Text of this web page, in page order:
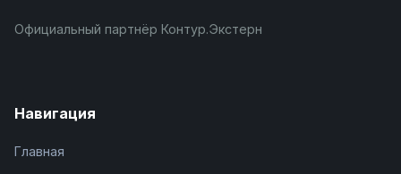
Официальный партнёр Контур.Экстерн
Навигация
Главная